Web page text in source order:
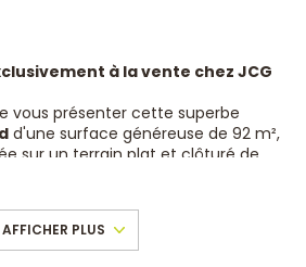
à la vente chez JCG
vous présenter cette superbe
d'une surface généreuse de 92 m²,
sur un terrain plat et clôturé de
:
AFFICHER PLUS